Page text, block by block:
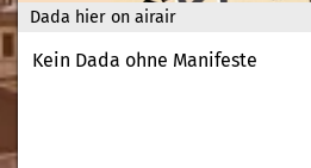
Dada hier on airair
Kein Dada ohne Manifeste